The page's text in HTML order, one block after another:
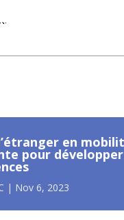
en
pour
| Nov 6, 2023